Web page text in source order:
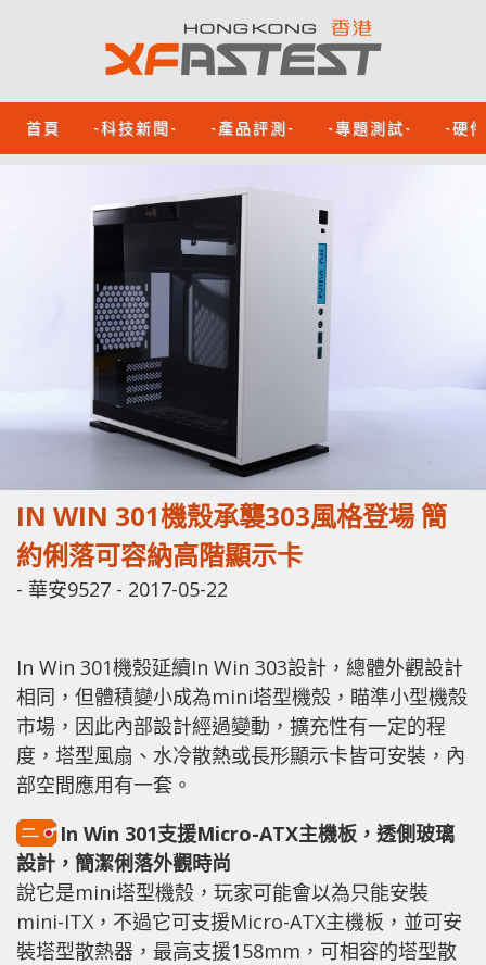
首頁 -科技新聞- -產品評測- -專題測試- -硬
IN WIN 301機殼承襲303風格登場 簡
約俐落可容納高階顯示卡
- 華安9527 - 2017-05-22
In Win 301機殼延續In Win 303設計，總體外觀設計
相同，但體積變小成為mini塔型機殼，瞄準小型機殼
市場，因此內部設計經過變動，擴充性有一定的程
度，塔型風扇、水冷散熱或長形顯示卡皆可安裝，內
部空間應用有一套。
In Win 301支援Micro-ATX主機板，透側玻璃
設計，簡潔俐落外觀時尚
說它是mini塔型機殼，玩家可能會以為只能安裝
mini-ITX，不過它可支援Micro-ATX主機板，並可安
裝塔型散熱器，最高支援158mm，可相容的塔型散